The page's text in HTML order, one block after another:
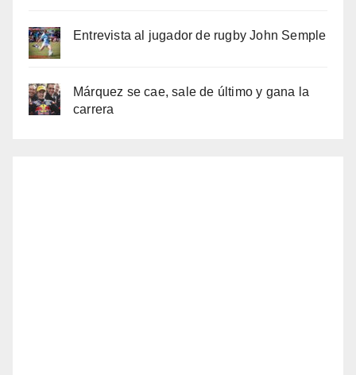
Entrevista al jugador de rugby John Semple
Márquez se cae, sale de último y gana la
carrera